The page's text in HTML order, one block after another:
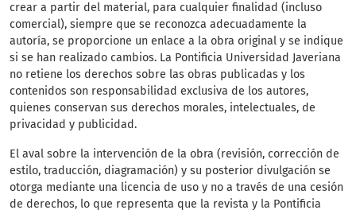
crear a partir del material, para cualquier finalidad (incluso
comercial), siempre que se reconozca adecuadamente la
autoría, se proporcione un enlace a la obra original y se indique
si se han realizado cambios. La Pontificia Universidad Javeriana
no retiene los derechos sobre las obras publicadas y los
contenidos son responsabilidad exclusiva de los autores,
quienes conservan sus derechos morales, intelectuales, de
privacidad y publicidad.
El aval sobre la intervención de la obra (revisión, corrección de
estilo, traducción, diagramación) y su posterior divulgación se
otorga mediante una licencia de uso y no a través de una cesión
de derechos, lo que representa que la revista y la Pontificia